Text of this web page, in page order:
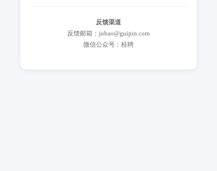
反馈渠道
反馈邮箱：jubao@guipin.com
微信公众号：桂聘